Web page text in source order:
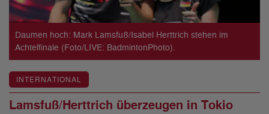
Daumen hoch: Mark Lamsfuß/Isabel Herttrich stehen im
Achtelfinale (Foto/LIVE: BadmintonPhoto).
INTERNATIONAL
Lamsfuß/Herttrich überzeugen in Tokio